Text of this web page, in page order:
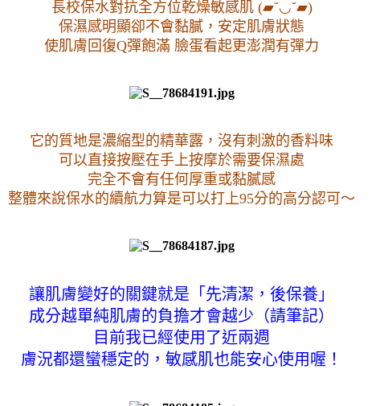
長校保水對抗全方位乾燥敏感肌 (▰˘◡˘▰)
保濕感明顯卻不會黏膩，安定肌膚狀態
使肌膚回復Q彈飽滿 臉蛋看起更澎潤有彈力
它的質地是濃縮型的精華露，沒有刺激的香料味
可以直接按壓在手上按摩於需要保濕處
完全不會有任何厚重或黏膩感
整體來說保水的續航力算是可以打上95分的高分認可～
讓肌膚變好的關鍵就是「先清潔，後保養」
成分越單純肌膚的負擔才會越少 （請筆記）
目前我已經使用了近兩週
膚況都還蠻穩定的，敏感肌也能安心使用喔！